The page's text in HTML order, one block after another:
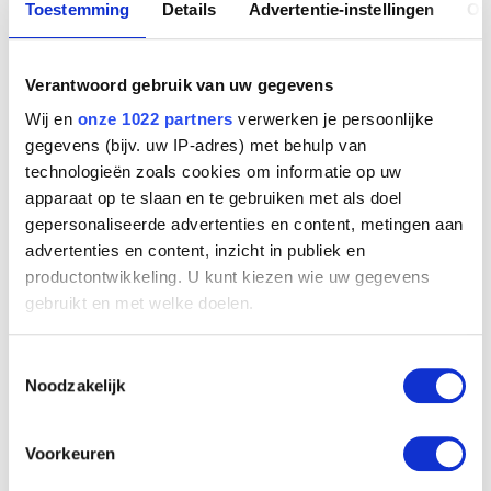
Toestemming Details Advertentie-instellingen
Verantwoord gebruik van uw gegevens
Wij en onze 1022 partners verwerken je persoonlijke
gegevens (bijv. uw IP-adres) met behulp van
technologieën zoals cookies om informatie op uw
apparaat op te slaan en te gebruiken met als doel
gepersonaliseerde advertenties en content, metingen aan
advertenties en content, inzicht in publiek en
productontwikkeling. U kunt kiezen wie uw gegevens
gebruikt en met welke doelen.
Informatie verzamelen over uw geografische
locatie, die tot een paar meter nauwkeurig kan zijn
scannen op specifieke eigenschappen (fingerprinting)
Noodzakelijk
Voorkeuren
George Morren